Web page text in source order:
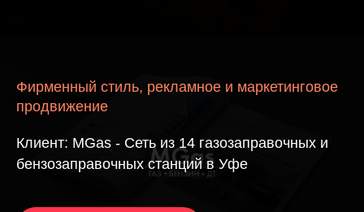
Фирменный стиль, рекламное и маркетинговое
продвижение
Клиент: MGas - Сеть из 14 газозаправочных и
бензозаправочных станций в Уфе